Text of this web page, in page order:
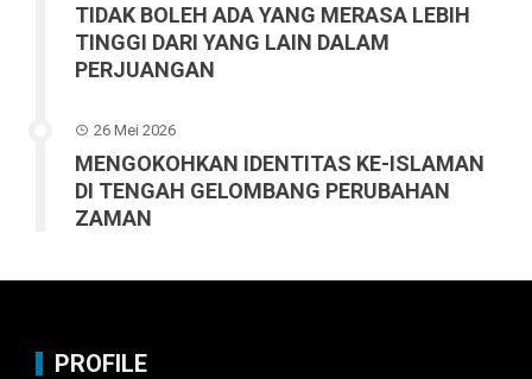
TIDAK BOLEH ADA YANG MERASA LEBIH
TINGGI DARI YANG LAIN DALAM
PERJUANGAN
26 Mei 2026
MENGOKOHKAN IDENTITAS KE-ISLAMAN
DI TENGAH GELOMBANG PERUBAHAN
ZAMAN
PROFILE